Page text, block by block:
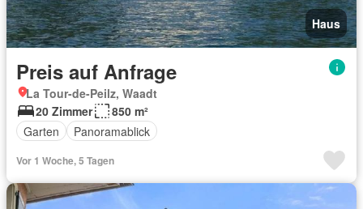
Haus
Preis auf Anfrage
La Tour-de-Peilz, Waadt
20 Zimmer
850 m²
Garten
Panoramablick
Vor 1 Woche, 5 Tagen